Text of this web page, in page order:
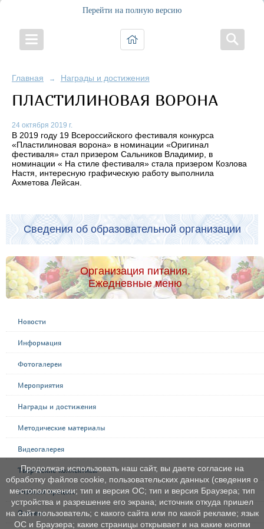
Перейти на полную версию
Главная → Награды и достижения
ПЛАСТИЛИНОВАЯ ВОРОНА
24 октября 2019 г.
В 2019 году 19 Всероссийского фестиваля конкурса
«Пластилиновая ворона» в номинации «Оригинал
фестиваля» стал призером Сальников Владимир, в
номинации « На стиле фестиваля» стала призером Козлова
Настя, интересную графическую работу выполнила
Ахметова Лейсан.
Сведения об образовательной организации
Организация питания.
Ежедневные меню
Новости
Информация
Фотогалереи
Мероприятия
Награды и достижения
Методические материалы
Видеогалерея
Творческие коллективы
Учебный процесс
Отзывы
Продолжая использовать наш сайт, вы даете согласие на
обработку файлов cookie, пользовательских данных (сведения о
местоположении; тип и версия ОС; тип и версия Браузера; тип
устройства и разрешение его экрана; источник откуда пришел
на сайт пользователь; с какого сайта или по какой рекламе; язык
ОС и Браузера; какие страницы открывает и на какие кнопки